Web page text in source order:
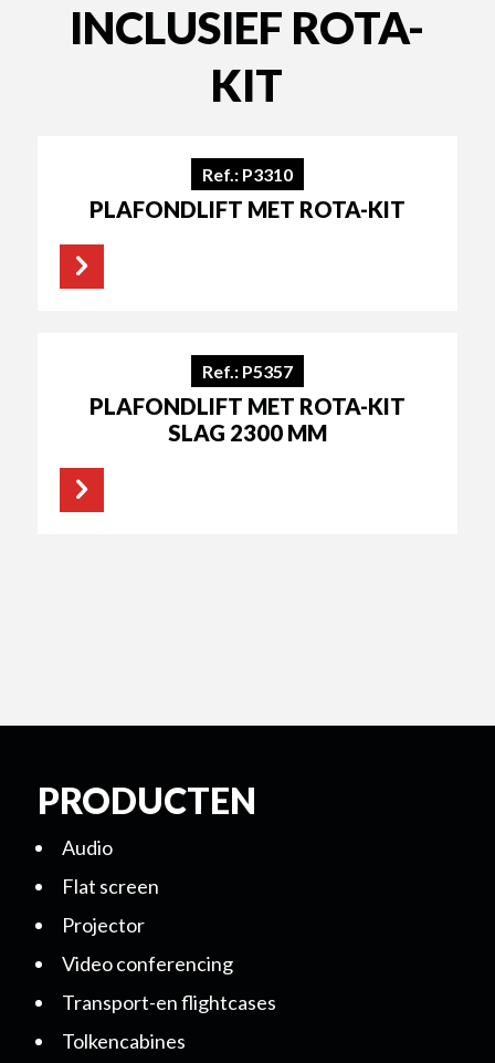
INCLUSIEF ROTA-
KIT
Ref.: P3310
PLAFONDLIFT MET ROTA-KIT
Ref.: P5357
PLAFONDLIFT MET ROTA-KIT
SLAG 2300 MM
PRODUCTEN
Audio
Flat screen
Projector
Video conferencing
Transport-en flightcases
Tolkencabines